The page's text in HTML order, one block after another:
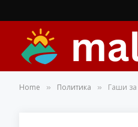
Home » Политика » Гаши за